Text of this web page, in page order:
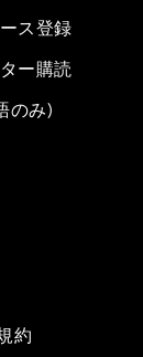
ス登録
ー購読
のみ)
約